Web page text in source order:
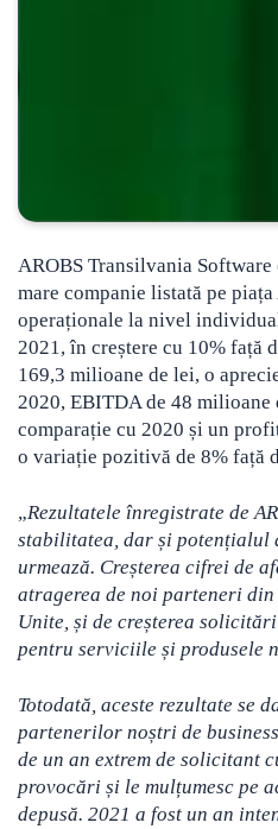
AROBS Transilvania
mare companie listată pe
operaționale la nivel
2021, în creștere cu 10% față
169,3 milioane de lei, o
2020, EBITDA de 48 milioane
comparație cu 2020 și un
o variație pozitivă de 8% față
„Rezultatele înregistrate de
stabilitatea, dar și potențialul
urmează. Creșterea cifrei de
atragerea de noi parteneri
Unite, și de creșterea
pentru serviciile și produsele
Totodată, aceste rezultate se
partenerilor noștri de
de un an extrem de solicitant
provocări și le mulțumesc pe
depusă. 2021 a fost un an